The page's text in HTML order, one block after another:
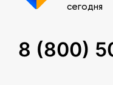
сегодня
8 (800)